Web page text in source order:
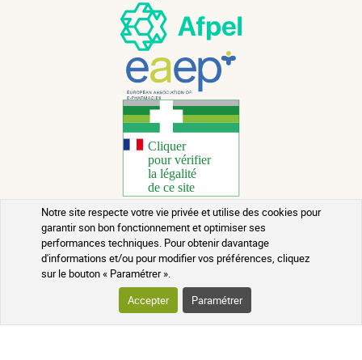
Notre site respecte votre vie privée et utilise des cookies pour
garantir son bon fonctionnement et optimiser ses
performances techniques. Pour obtenir davantage
d'informations et/ou pour modifier vos préférences, cliquez
sur le bouton « Paramétrer ».
Accepter
Paramétrer
Copyright 2026 - Tous droits réservés
Conseils santé au naturel